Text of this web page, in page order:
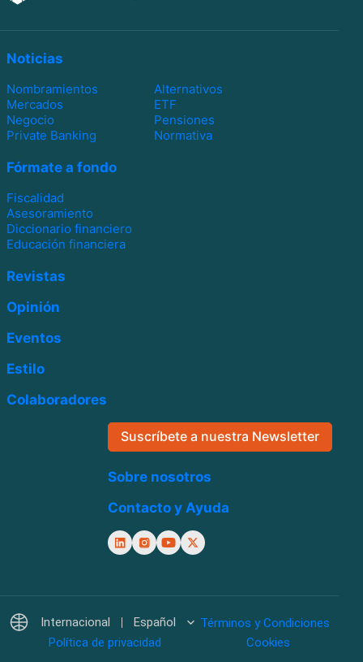
Noticias
Nombramientos
Alternativos
Mercados
ETF
Negocio
Pensiones
Private Banking
Normativa
Fórmate a fondo
Fiscalidad
Asesoramiento
Diccionario financiero
Educación financiera
Revistas
Opinión
Eventos
Estilo
Colaboradores
Suscríbete a nuestra Newsletter
Sobre nosotros
Contacto y Ayuda
Internacional Español
Términos y Condiciones
Política de privacidad
Cookies